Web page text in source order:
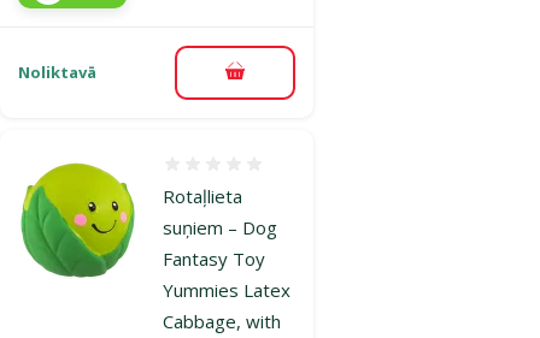
Noliktavā Pievienot grozam
Rotaļlieta
suņiem – Dog
Fantasy Toy
Yummies Latex
Cabbage, with